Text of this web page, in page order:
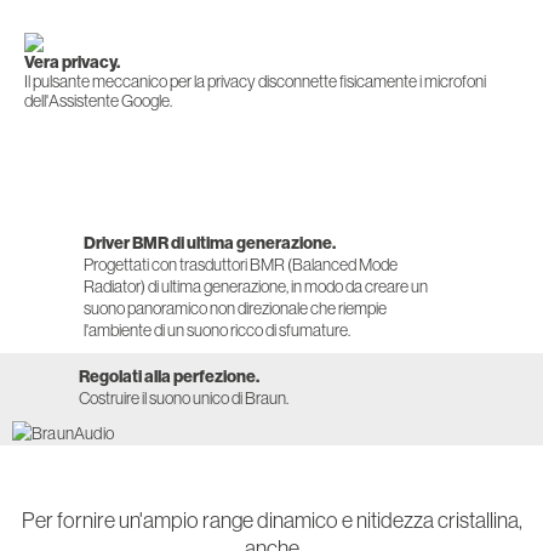
Vera privacy.
Il pulsante meccanico per la privacy disconnette fisicamente i microfoni
dell'Assistente Google.
Driver BMR di ultima generazione.
Progettati con trasduttori BMR (Balanced Mode
Radiator) di ultima generazione, in modo da creare un
suono panoramico non direzionale che riempie
l'ambiente di un suono ricco di sfumature.
Regolati alla perfezione.
Costruire il suono unico di Braun.
Per fornire un'ampio range dinamico e nitidezza cristallina,